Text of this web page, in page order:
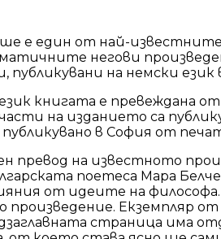
е един от най-известните
негови
публикувани на немски език
книгата е превеждана
на изданието са
в София от
превод на известното
поетеса Мара
от идеите на философа.
произведение. Екземпляр
страница има